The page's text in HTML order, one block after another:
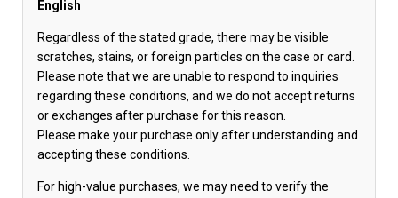
English
Regardless of the stated grade, there may be visible
scratches, stains, or foreign particles on the case or card.
Please note that we are unable to respond to inquiries
regarding these conditions, and we do not accept returns
or exchanges after purchase for this reason.
Please make your purchase only after understanding and
accepting these conditions.
For high-value purchases, we may need to verify the